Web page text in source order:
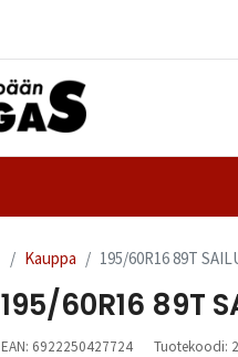
Kauppa 195/60R16 89T
195/60R16 89T
EAN: 6922250427724 Tuotekoodi: